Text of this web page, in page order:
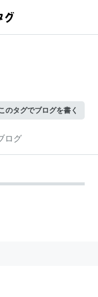
のタグでブログを書く
ログ